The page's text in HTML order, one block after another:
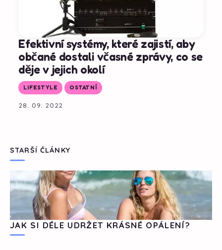
Efektivní systémy, které zajistí, aby
občané dostali včasné zprávy, co se
děje v jejich okolí
LIFESTYLE OSTATNÍ
28. 09. 2022
STARŠÍ ČLÁNKY
JAK SI DÉLE UDRŽET KRÁSNÉ OPÁLENÍ?